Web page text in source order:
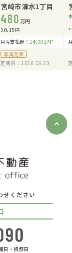
宮崎市清水1丁目
480 万円
20.15坪
月々支払例： 14,001円*
写真充実
更新日：2026.06.23
せください
日・祝祭日